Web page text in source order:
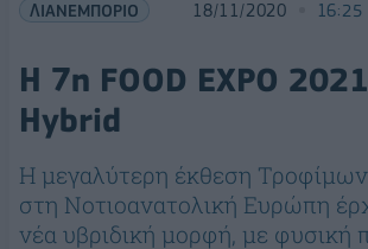
ΛΙΑΝΕΜΠΟΡΙΟ 18/11/2020 16:25
H 7η FOOD EXPO 2021
Hybrid
Η μεγαλύτερη έκθεση
στη Νοτιοανατολική Ευρώπη
νέα υβριδική μορφή, με φυσική